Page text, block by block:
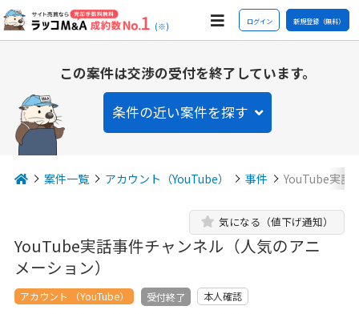
(※) ログイン 新規登録（無料）
この案件は交渉の受付を終了しています。
条件の近い案件を探す
案件一覧 アカウント（YouTube） 事件 YouTube実話
YouTube実話事件チャンネル（人気のアニ
メーション）
気になる（値下げ通知）
アカウント （YouTube） 受付終了 本人確認